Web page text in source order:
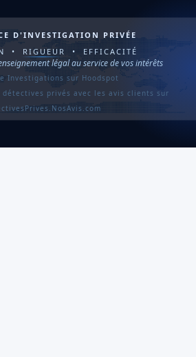
D'INVESTIGATION PRIVÉE
• RIGUEUR • EFFICACITÉ
légal au service de vos intérêts
Investigations sur Hoodspot
privés avec les avis clients sur